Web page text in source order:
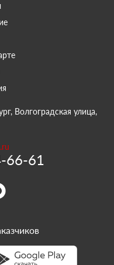
Волгоградская улица,
66-61